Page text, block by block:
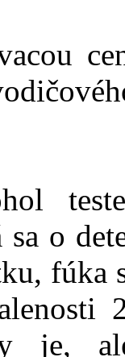
sa o
fúka
je,